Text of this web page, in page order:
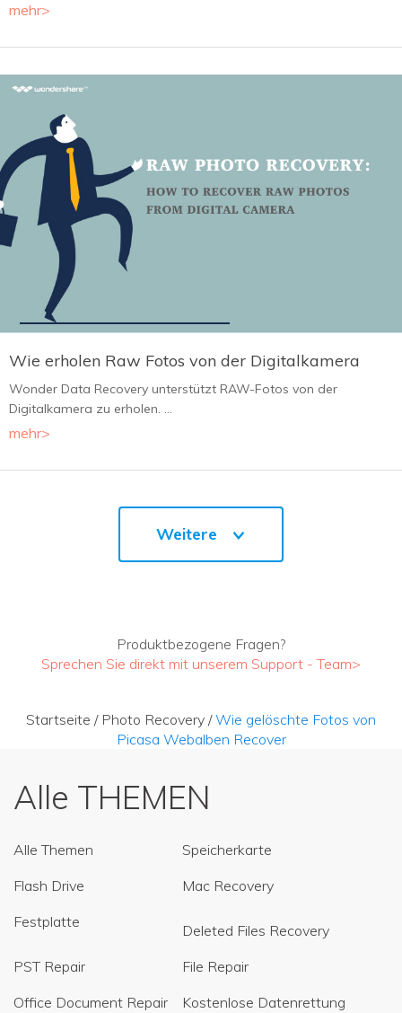
mehr>
Wie erholen Raw Fotos von der Digitalkamera
Wonder Data Recovery unterstützt RAW-Fotos von der
Digitalkamera zu erholen. ...
mehr>
Weitere
Produktbezogene Fragen?
Sprechen Sie direkt mit unserem Support - Team>
Startseite / Photo Recovery /Wie gelöschte Fotos von
Picasa Webalben Recover
Alle THEMEN
Alle Themen
Speicherkarte
Flash Drive
Mac Recovery
Festplatte
Deleted Files Recovery
PST Repair
File Repair
Office Document Repair
Kostenlose Datenrettung